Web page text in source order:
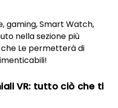
gaming, Smart Watch,
nella sezione più
Le permetterà di
VR: tutto ciò che ti